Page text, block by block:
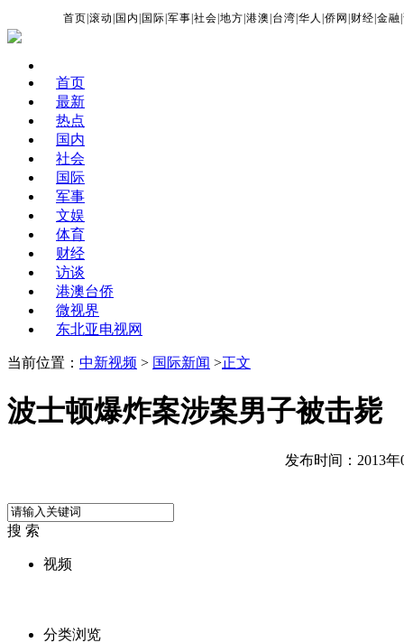
首页 |滚动 国内 国际 |军事 |社会 |地方 |港澳 台湾 |华人 |侨网 财经 |金融 |
首页
最新
热点
国内
社会
国际
军事
文娱
体育
财经
访谈
港澳台侨
微视界
东北亚电视网
当前位置： 中新视频 > 国际新闻 >正文
波士顿爆炸案涉案男子被击毙
发布时间：2013年
搜 索
视频
分类浏览